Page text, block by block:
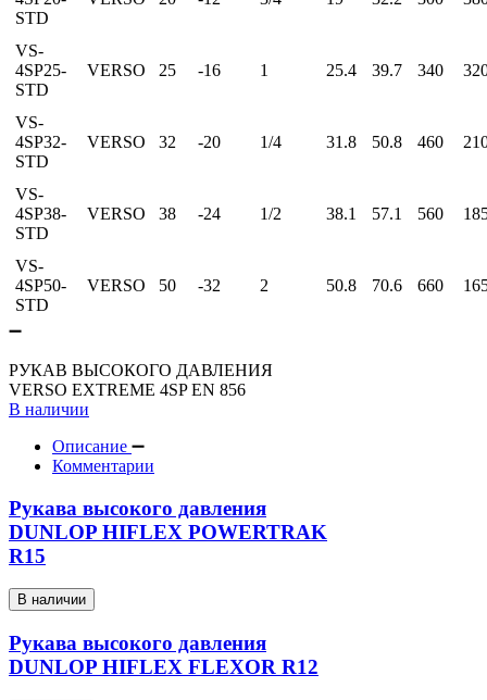
STD
VS-
4SP25-
STD
VERSO 25 -16 1 25.4 39.7 340
VS-
4SP32-
STD
VERSO 32 -20 1/4 31.8 50.8 460
VS-
4SP38-
STD
VERSO 38 -24 1/2 38.1 57.1 560
VS-
4SP50-
STD
VERSO 50 -32 2 50.8 70.6 660
РУКАВ ВЫСОКОГО ДАВЛЕНИЯ
VERSO EXTREME 4SP EN 856
В наличии
Описание
Комментарии
Рукава высокого давления
DUNLOP HIFLEX POWERTRAK
R15
В наличии
Рукава высокого давления
DUNLOP HIFLEX FLEXOR R12